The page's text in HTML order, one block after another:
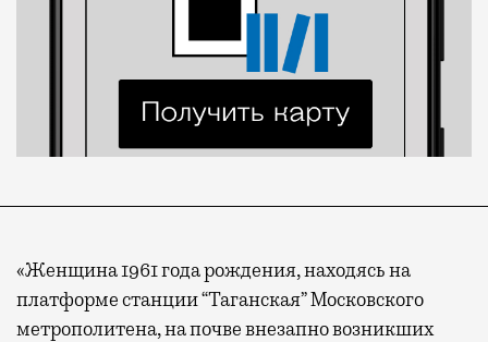
«Женщина 1961 года рождения, находясь на
платформе станции “Таганская” Московского
метрополитена, на почве внезапно возникших